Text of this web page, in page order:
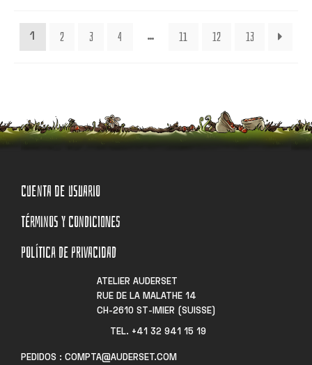
1 2 3 4 … 11 12 13
CUENTA DE USUARIO
TÉRMINOS Y CONDICIONES
POLÍTICA DE PRIVACIDAD
ATELIER AUDERSET
RUE DE LA MALATHE 14
CH-2610 ST-IMIER (SUISSE)
TEL. +41 32 941 15 19​
PEDIDOS : COMPTA@AUDERSET.COM